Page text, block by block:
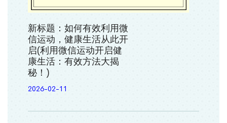
新标题：如何有效利用微
信运动，健康生活从此开
启(利用微信运动开启健
康生活：有效方法大揭
秘！)
2026-02-11